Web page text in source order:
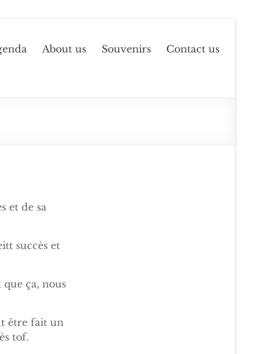
About us Souvenirs Contact us
et de sa
succès et
que ça, nous
être fait un
tof.